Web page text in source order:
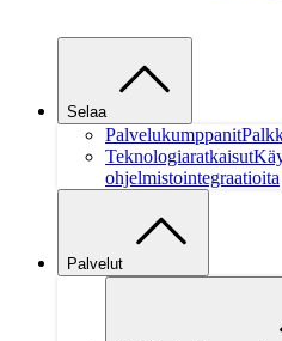
Selaa
Palvelukumppanit
Teknologiaratkaisut
ohjelmistointegraatioita
Palvelut